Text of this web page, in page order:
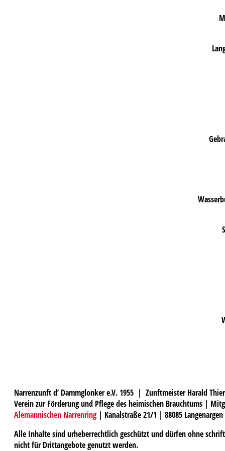
Narrenzunft d’ Dammglonker e.V. 1955 | Zunftmeister Harald
Verein zur Förderung und Pflege des heimischen Brauchtums |
Alemannischen Narrenring| Kanalstraße 21/1 | 88085 Langenargen
Alle Inhalte sind urheberrechtlich geschützt und dürfen ohne
nicht für Drittangebote genutzt werden.